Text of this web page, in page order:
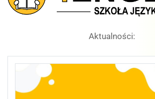
Aktualności: